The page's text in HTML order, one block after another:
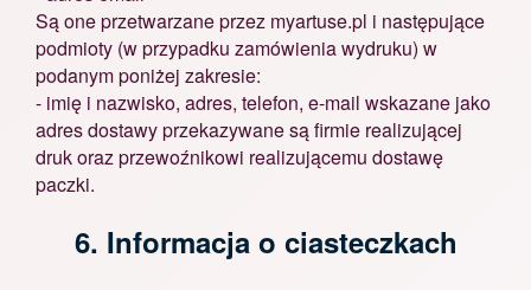
Są one przetwarzane przez myartuse.pl i następujące
podmioty (w przypadku zamówienia wydruku) w
podanym poniżej zakresie:
- imię i nazwisko, adres, telefon, e-mail wskazane jako
adres dostawy przekazywane są firmie realizującej
druk oraz przewoźnikowi realizującemu dostawę
paczki.
6. Informacja o ciasteczkach